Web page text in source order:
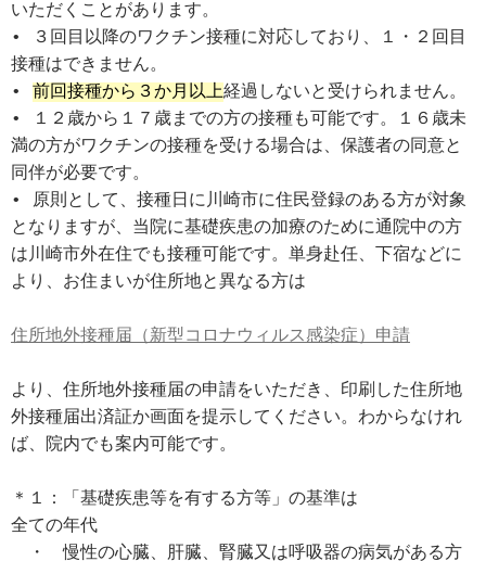
いただくことがあります。
• ３回目以降のワクチン接種に対応しており、１・２回目
接種はできません。
• 前回接種から３か月以上経過しないと受けられません。
• １２歳から１７歳までの方の接種も可能です。１６歳未
満の方がワクチンの接種を受ける場合は、保護者の同意と
同伴が必要です。
• 原則として、接種日に川崎市に住民登録のある方が対象
となりますが、当院に基礎疾患の加療のために通院中の方
は川崎市外在住でも接種可能です。単身赴任、下宿などに
より、お住まいが住所地と異なる方は
住所地外接種届（新型コロナウィルス感染症）申請
より、住所地外接種届の申請をいただき、印刷した住所地
外接種届出済証か画面を提示してください。わからなけれ
ば、院内でも案内可能です。
＊１：「基礎疾患等を有する方等」の基準は
全ての年代
・　慢性の心臓、肝臓、腎臓又は呼吸器の病気がある方